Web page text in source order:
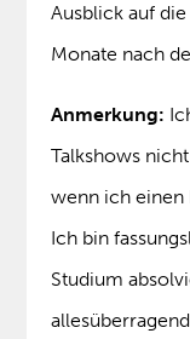
Ausblick auf
Monate nach
Anmerkung:
Talkshows
wenn ich einen
Ich bin
Studium